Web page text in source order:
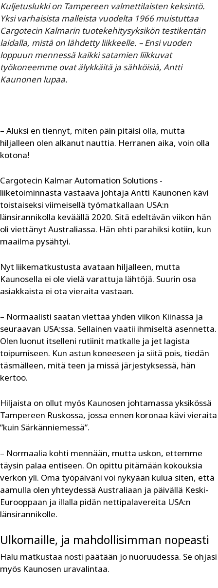
Kuljetuslukki on Tampereen valmettilaisten keksintö.
Yksi varhaisista malleista vuodelta 1966 muistuttaa
Cargotecin Kalmarin tuotekehitysyksikön testikentän
laidalla, mistä on lähdetty liikkeelle. – Ensi vuoden
loppuun mennessä kaikki satamien liikkuvat
työkoneemme ovat älykkäitä ja sähköisiä, Antti
Kaunonen lupaa.
– Aluksi en tiennyt, miten päin pitäisi olla, mutta
hiljalleen olen alkanut nauttia. Herranen aika, voin olla
kotona!
Cargotecin Kalmar Automation Solutions -
liiketoiminnasta vastaava johtaja Antti Kaunonen kävi
toistaiseksi viimeisellä työmatkallaan USA:n
länsirannikolla keväällä 2020. Sitä edeltävän viikon hän
oli viettänyt Australiassa. Hän ehti parahiksi kotiin, kun
maailma pysähtyi.
Nyt liikematkustusta avataan hiljalleen, mutta
Kaunosella ei ole vielä varattuja lähtöjä. Suurin osa
asiakkaista ei ota vieraita vastaan.
– Normaalisti saatan viettää yhden viikon Kiinassa ja
seuraavan USA:ssa. Sellainen vaatii ihmiseltä asennetta.
Olen luonut itselleni rutiinit matkalle ja jet lagista
toipumiseen. Kun astun koneeseen ja siitä pois, tiedän
täsmälleen, mitä teen ja missä järjestyksessä, hän
kertoo.
Hiljaista on ollut myös Kaunosen johtamassa yksikössä
Tampereen Ruskossa, jossa ennen koronaa kävi vieraita
”kuin Särkänniemessä”.
– Normaalia kohti mennään, mutta uskon, ettemme
täysin palaa entiseen. On opittu pitämään kokouksia
verkon yli. Oma työpäiväni voi nykyään kulua siten, että
aamulla olen yhteydessä Australiaan ja päivällä Keski-
Eurooppaan ja illalla ­pidän nettipalavereita USA:n
länsirannikolle.
Ulkomaille, ja mahdollisimman nopeasti
Halu matkustaa nosti päätään jo nuoruudessa. Se ohjasi
myös Kaunosen uravalintaa.